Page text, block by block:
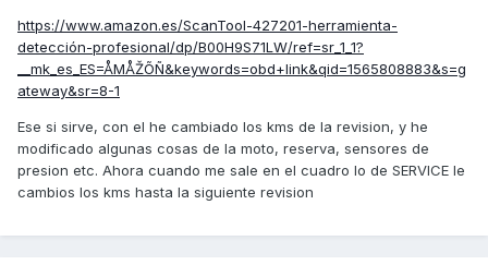
https://www.amazon.es/ScanTool-427201-herramienta-
detección-profesional/dp/B00H9S71LW/ref=sr_1_1?
__mk_es_ES=ÅMÅŽÕÑ&keywords=obd+link&qid=1565808883&s=g
ateway&sr=8-1
Ese si sirve, con el he cambiado los kms de la revision, y he
modificado algunas cosas de la moto, reserva, sensores de
presion etc. Ahora cuando me sale en el cuadro lo de SERVICE le
cambios los kms hasta la siguiente revision